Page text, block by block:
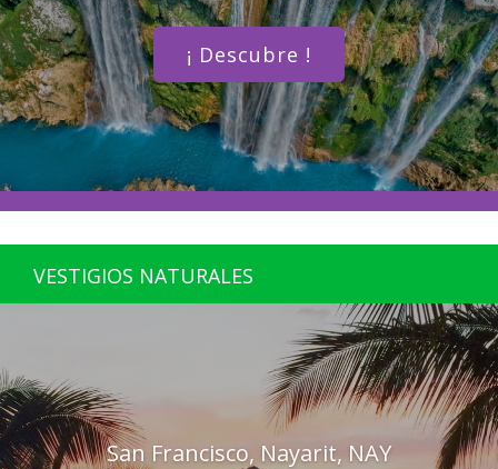
¡ Descubre !
VESTIGIOS NATURALES
San Francisco, Nayarit, NAY